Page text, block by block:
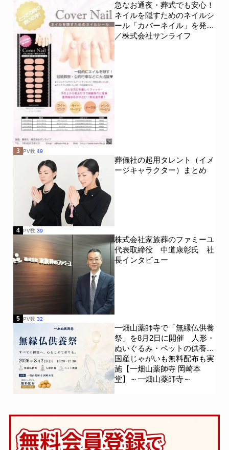
急なお通夜・葬式でも安心！
ネイルを隠すためのネイルシ
ール「カバーネイル」を発売
／株式会社サンライフ
3 PV数 49
葬儀社の起用タレント（イメ
ージキャラクター）まとめ
4 PV数 39
株式会社家族葬のファミーユ
代表取締役 中道康彰氏 社
長インタビュー
5 PV数 32
一畑山薬師寺で「無縁仏供養
祭」を8月2日に開催 人形・
ぬいぐるみ・ペットの供養、
国産じゃがいも無料配布も実
施【一畑山薬師寺 岡崎本
堂】～一畑山薬師寺～